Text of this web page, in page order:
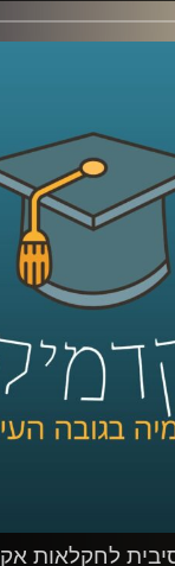
בעיקר על הבעיות
על דישון, הדברה
ועוד)
ומה זה אומר
את הבעיה, איכות
תצליח להאכיל
מרקוס מבית הספר
חוקרת מערכות לגידול
לחקלאות